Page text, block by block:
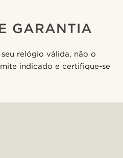
GARANTIA
relógio válida, não o
indicado e certifique-se